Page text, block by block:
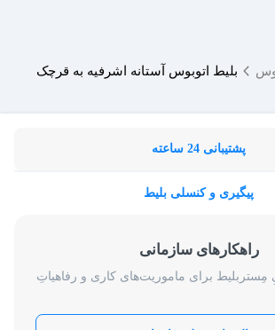
بلیط اتوبوس آستانه اشرفیه به قرچک
پشتیبانی 24 ساعته
پیگیری و کنسلی بلیط
راهکارهای سازمانی
برای ماموریت‌های کاری و رفاهیاتِ